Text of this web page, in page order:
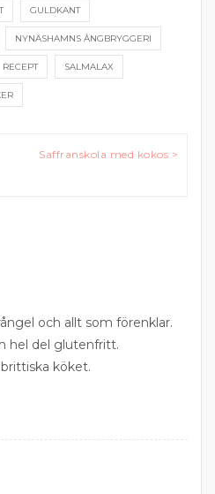
GULDKANT
NYNÄSHAMNS ÅNGBRYGGERI
RECEPT SALMALAX
Saffranskola med kokos >
och allt som förenklar.
hel del glutenfritt.
köket.